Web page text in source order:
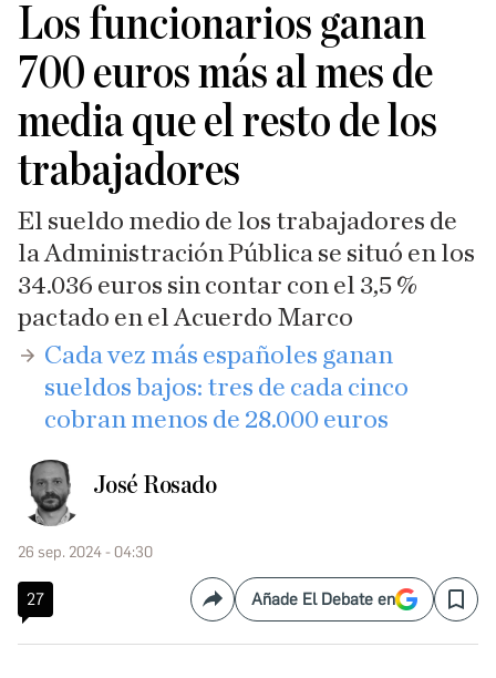
Los funcionarios ganan
700 euros más al mes de
media que el resto de los
trabajadores
El sueldo medio de los trabajadores de
la Administración Pública se situó en los
34.036 euros sin contar con el 3,5 %
pactado en el Acuerdo Marco
Cada vez más españoles ganan
sueldos bajos: tres de cada cinco
cobran menos de 28.000 euros
José Rosado
26 sep. 2024 - 04:30
27 CompartirAñade El Debate en Save